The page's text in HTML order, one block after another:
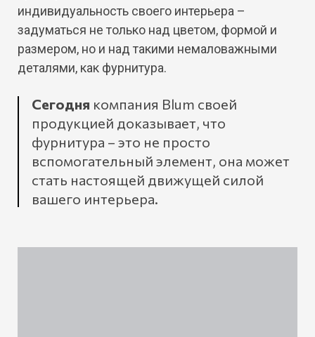
индивидуальность своего интерьера –
задуматься не только над цветом, формой и
размером, но и над такими немаловажными
деталями, как фурнитура.
Сегодня компания Blum своей
продукцией доказывает, что
фурнитура – это не просто
вспомогательный элемент, она может
стать настоящей движущей силой
вашего интерьера.